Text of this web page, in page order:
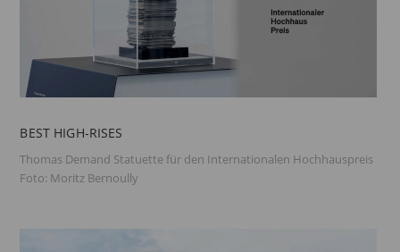
BEST HIGH-RISES
Thomas Demand Statuette für den Internationalen Hochhauspreis
Foto: Moritz Bernoully